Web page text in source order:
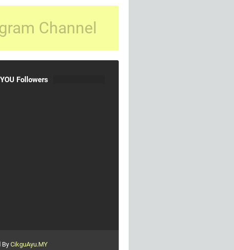
Channel
Followers
By CikguAyu.MY